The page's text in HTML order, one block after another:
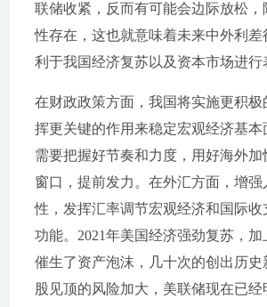
联储收紧，反而有可能会边际放松
性存在，这也就意味着未来中外利
利于我国经济复苏以及资本市场进行
在财政政策方面，我国将实施更积
挥更关键的作用来稳定宏观经济基本
需要把握好节奏和力度，用好海外加
窗口，提前发力。在外汇方面，增强
性，发挥汇率调节宏观经济和国际收
功能。2021年美国经济强劲复苏，
催生了资产泡沫，几十次的创出历史
股见顶的风险加大，美联储现在已